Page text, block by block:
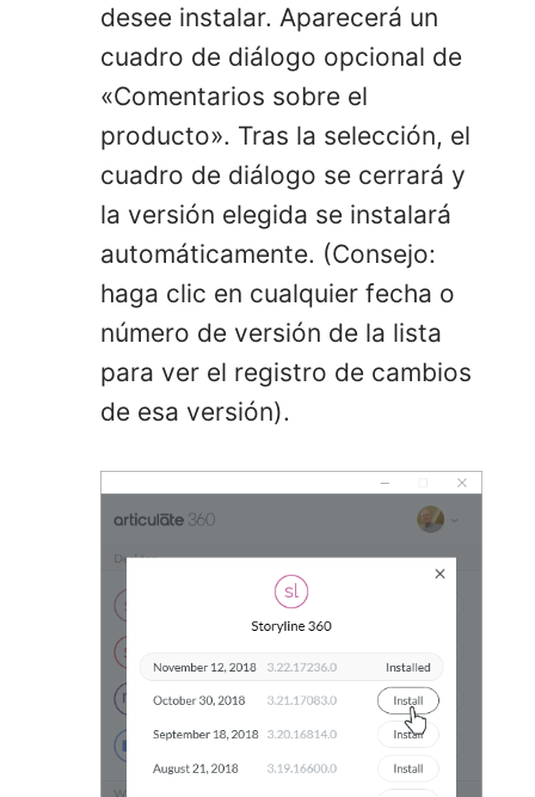
desee instalar. Aparecerá un
cuadro de diálogo opcional de
«Comentarios sobre el
producto». Tras la selección, el
cuadro de diálogo se cerrará y
la versión elegida se instalará
automáticamente. (Consejo:
haga clic en cualquier fecha o
número de versión de la lista
para ver el registro de cambios
de esa versión).